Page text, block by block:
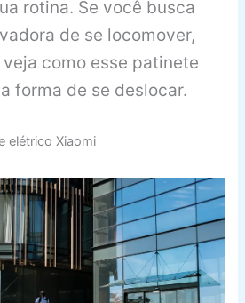
rotina. Se você busca
de se locomover,
como esse patinete
forma de se deslocar.
elétrico Xiaomi